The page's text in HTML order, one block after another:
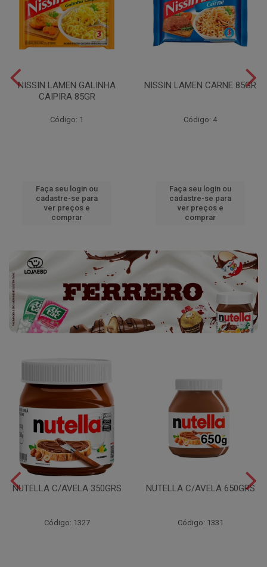
NISSIN LAMEN GALINHA
CAIPIRA 85GR
Código: 1
Faça seu login ou
cadastre-se para
ver preços e
comprar
NISSIN LAMEN CARNE 85GR
Código: 4
Faça seu login ou
cadastre-se para
ver preços e
comprar
NUTELLA C/AVELA 350GRS
Código: 1327
NUTELLA C/AVELA 650GRS
Código: 1331